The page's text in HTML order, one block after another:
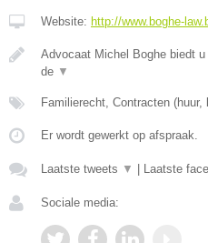
Website: http://www.boghe-
Advocaat Michel Boghe biedt
de ▼
Familierecht, Contracten
Er wordt gewerkt op afspraak.
Laatste tweets ▼ | Laatste
Sociale media: